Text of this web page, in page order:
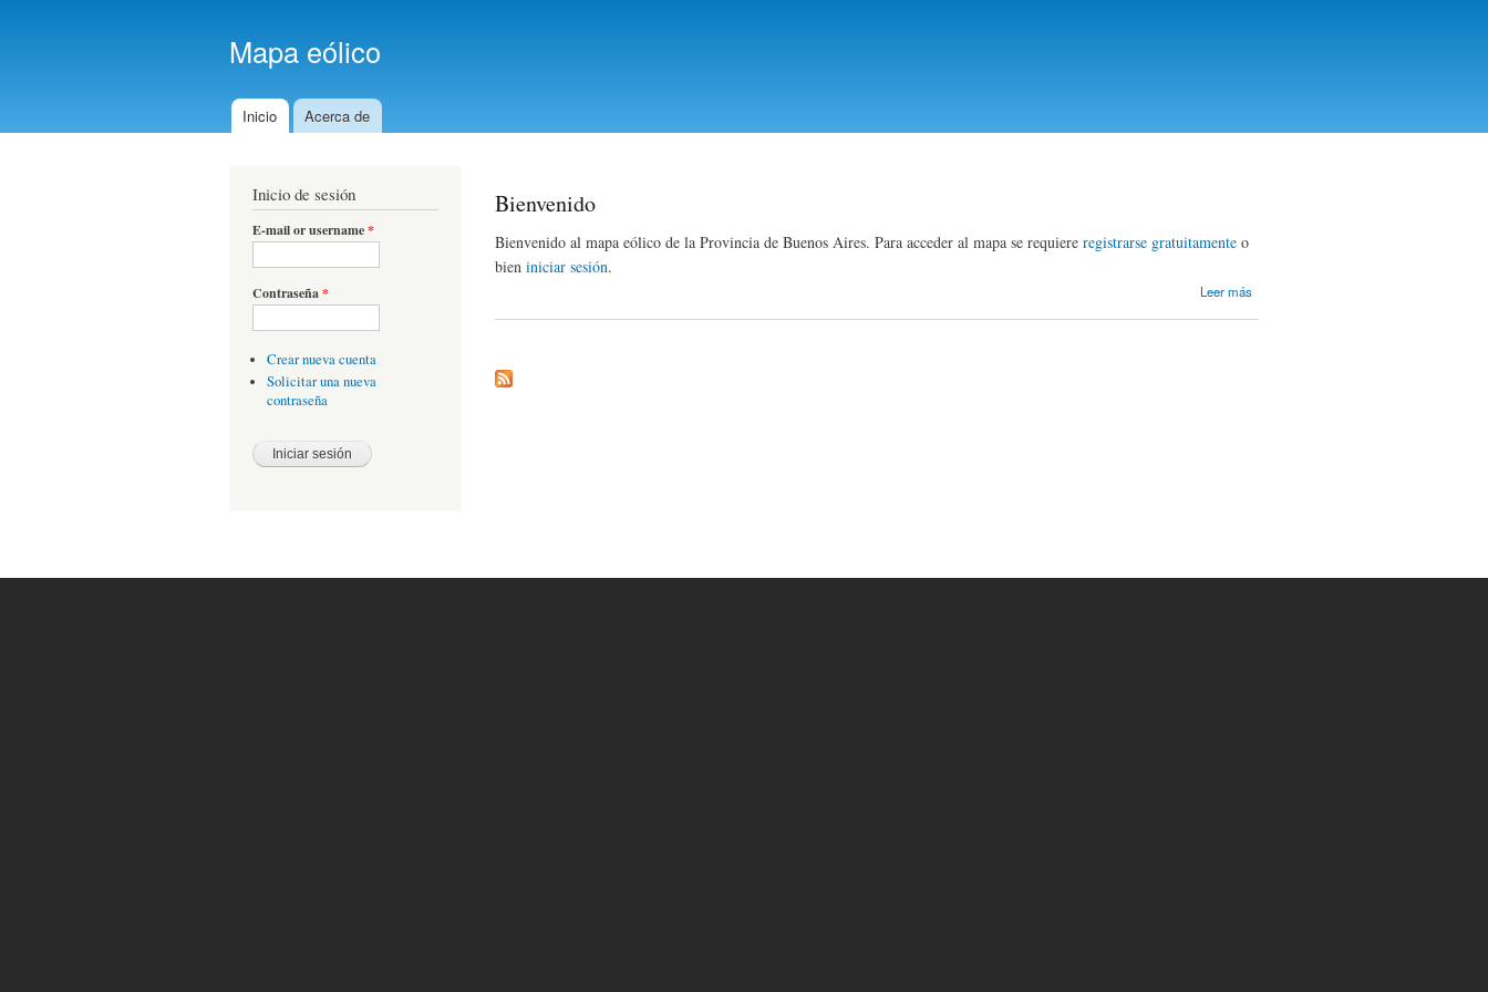
Mapa eólico
Menú principal
Inicio Acerca de
Inicio de sesión
E-mail or username*
Contraseña*
Crear nueva cuenta
Solicitar una nueva
contraseña
Bienvenido
Bienvenido al mapa eólico de la Provincia de Buenos Aires. Para acceder al mapa se requiere registrarse gratuitamente o
bien iniciar sesión.
Leer más